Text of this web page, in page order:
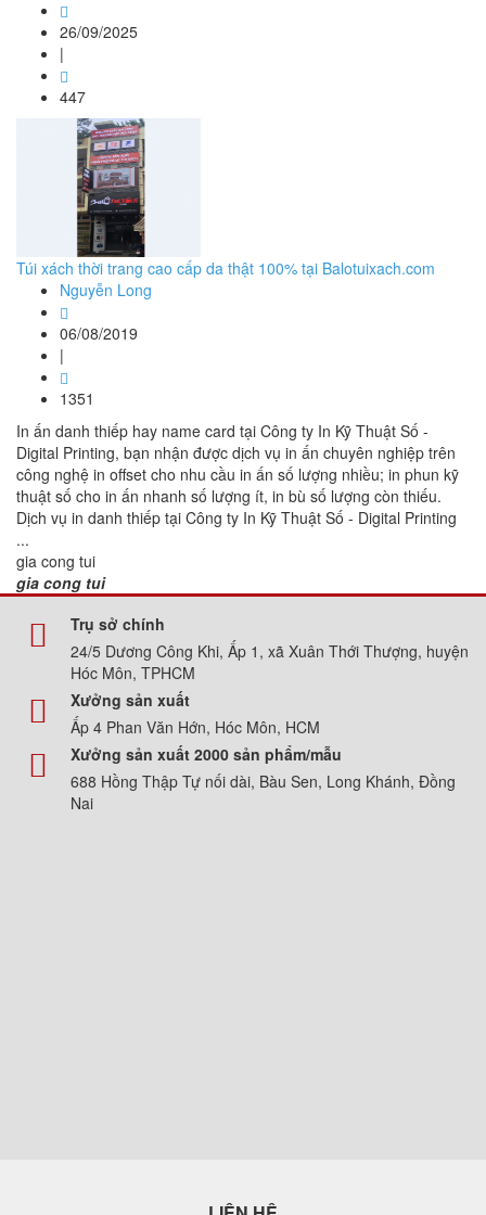
26/09/2025
|
447
Túi xách thời trang cao cấp da thật 100% tại Balotuixach.com
Nguyễn Long
06/08/2019
|
1351
In ấn danh thiếp hay name card tại Công ty In Kỹ Thuật Số -
Digital Printing, bạn nhận được dịch vụ in ấn chuyên nghiệp trên
công nghệ in offset cho nhu cầu in ấn số lượng nhiều; in phun kỹ
thuật số cho in ấn nhanh số lượng ít, in bù số lượng còn thiếu.
Dịch vụ in danh thiếp tại Công ty In Kỹ Thuật Số - Digital Printing
...
gia cong tui
gia cong tui
Trụ sở chính
24/5 Dương Công Khi, Ấp 1, xã Xuân Thới Thượng, huyện
Hóc Môn, TPHCM
Xưởng sản xuất
Ấp 4 Phan Văn Hớn, Hóc Môn, HCM
Xưởng sản xuất 2000 sản phẩm/mẫu
688 Hồng Thập Tự nối dài, Bàu Sen, Long Khánh, Đồng
Nai